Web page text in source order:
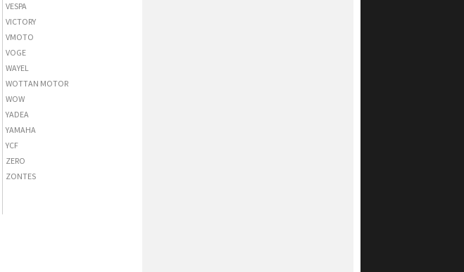
VESPA
VICTORY
VMOTO
VOGE
WAYEL
WOTTAN MOTOR
WOW
YADEA
YAMAHA
YCF
ZERO
ZONTES